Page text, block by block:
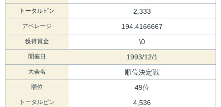
トータルピン 2,333
アベレージ 194.4166667
獲得賞金 \0
開催日 1993/12/1
大会名 順位決定戦
順位 49位
トータルピン 4,536